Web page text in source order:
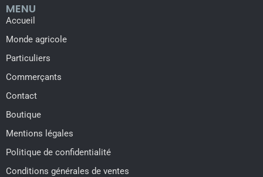
MENU
Accueil
Monde agricole
Particuliers
Commerçants
Contact
Boutique
Mentions légales
Politique de confidentialité
Conditions générales de ventes